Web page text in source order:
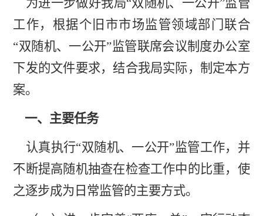
为进一步做好我局“双随机、一公开”监管
工作，根据个旧市市场监管领域部门联合
“双随机、一公开”监管联席会议制度办公室
下发的文件要求，结合我局实际，制定本方
案。
一、主要任务
认真执行“双随机、一公开”监管工作，并
不断提高随机抽查在检查工作中的比重，使
之逐步成为日常监管的主要方式。